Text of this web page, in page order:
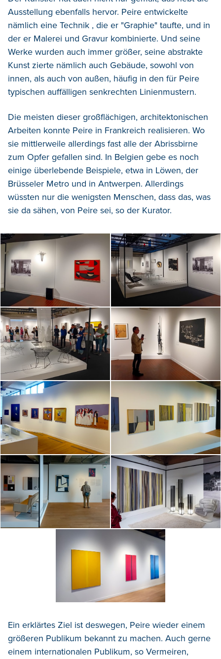
Ausstellung ebenfalls hervor. Peire entwickelte
nämlich eine Technik , die er "Graphie" taufte, und in
der er Malerei und Gravur kombinierte. Und seine
Werke wurden auch immer größer, seine abstrakte
Kunst zierte nämlich auch Gebäude, sowohl von
innen, als auch von außen, häufig in den für Peire
typischen auffälligen senkrechten Linienmustern.
Die meisten dieser großflächigen, architektonischen
Arbeiten konnte Peire in Frankreich realisieren. Wo
sie mittlerweile allerdings fast alle der Abrissbirne
zum Opfer gefallen sind. In Belgien gebe es noch
einige überlebende Beispiele, etwa in Löwen, der
Brüsseler Metro und in Antwerpen. Allerdings
wüssten nur die wenigsten Menschen, dass das, was
sie da sähen, von Peire sei, so der Kurator.
Ein erklärtes Ziel ist deswegen, Peire wieder einem
größeren Publikum bekannt zu machen. Auch gerne
einem internationalen Publikum, so Vermeiren,